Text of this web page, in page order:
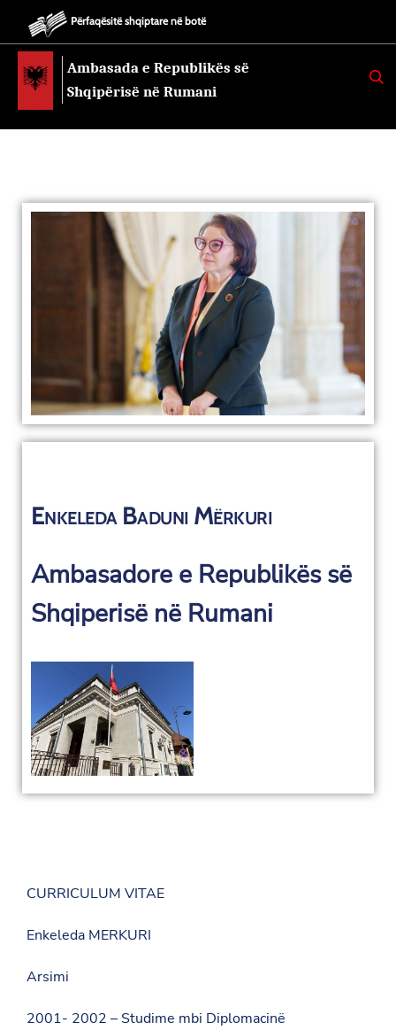
Përfaqësitë shqiptare në botë
Ambasada e Republikës së
Shqipërisë në Rumani
K
E
Enkeleda Baduni Mërkuri
Ambasadore e Republikës së
Shqiperisë në Rumani
CURRICULUM VITAE
Enkeleda MERKURI
Arsimi
2001- 2002 – Studime mbi Diplomacinë